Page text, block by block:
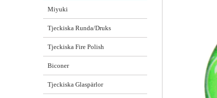
Miyuki
Tjeckiska Runda/Druks
Tjeckiska Fire Polish
Biconer
Tjeckiska Glaspärlor